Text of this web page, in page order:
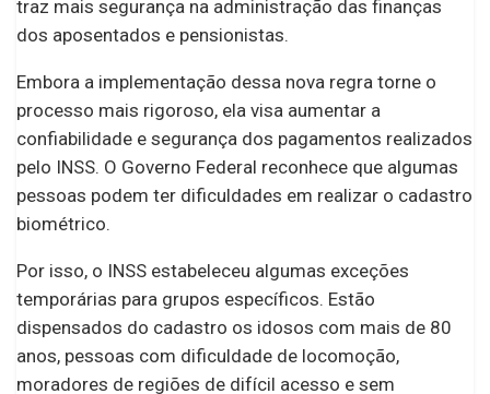
traz mais segurança na administração das finanças
dos aposentados e pensionistas.
Embora a implementação dessa nova regra torne o
processo mais rigoroso, ela visa aumentar a
confiabilidade e segurança dos pagamentos realizados
pelo INSS. O Governo Federal reconhece que algumas
pessoas podem ter dificuldades em realizar o cadastro
biométrico.
Por isso, o INSS estabeleceu algumas exceções
temporárias para grupos específicos. Estão
dispensados do cadastro os idosos com mais de 80
anos, pessoas com dificuldade de locomoção,
moradores de regiões de difícil acesso e sem